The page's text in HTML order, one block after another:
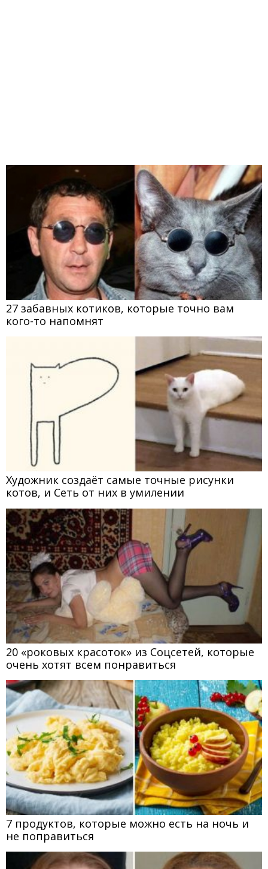
27 забавных котиков, которые точно вам
кого-то напомнят
Художник создаёт самые точные рисунки
котов, и Сеть от них в умилении
20 «роковых красоток» из Соцсетей, которые
очень хотят всем понравиться
7 продуктов, которые можно есть на ночь и
не поправиться